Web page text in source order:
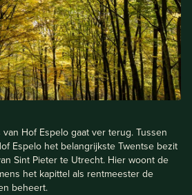
Hof Espelo gaat ver terug. Tussen
Espelo het belangrijkste Twentse bezit
Sint Pieter te Utrecht. Hier woont de
het kapittel als rentmeester de
beheert.